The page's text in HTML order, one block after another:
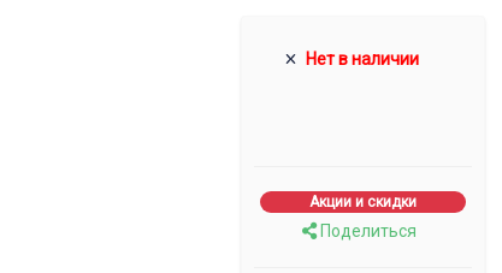
Нет в наличии
Акции и скидки
Поделиться